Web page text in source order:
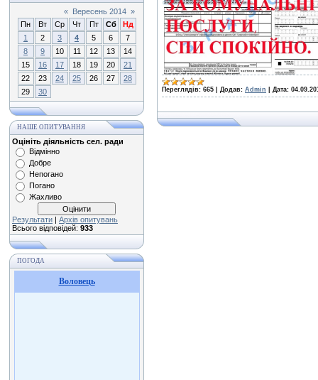
« Вересень 2014 »
Пн
Вт Ср Чт Пт Сб
Нд
1
2 3 4 5 6
7
8
9 10 11 12 13
14
15
16 17 18 19 20
21
22
23 24 25 26 27
28
29
30
НАШЕ ОПИТУВАННЯ
Оцініть діяльність сел. ради
Відмінно
Добре
Непогано
Погано
Жахливо
Результати | Архів опитувань
Всього відповідей: 933
ПОГОДА
Воловець
Переглядів: 665 Додав: Admin Дата: